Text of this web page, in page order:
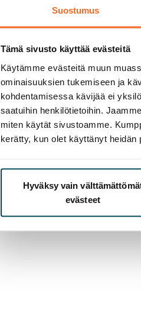
Suostumus
Tämä sivusto käyttää evästeitä
Käytämme evästeitä muun
ominaisuuksien tukemiseen ja
kohdentamisessa kävijää ei
saatuihin henkilötietoihin.
miten käytät sivustoamme.
kerätty, kun olet käyttänyt heidän
Hyväksy vain
evästeet